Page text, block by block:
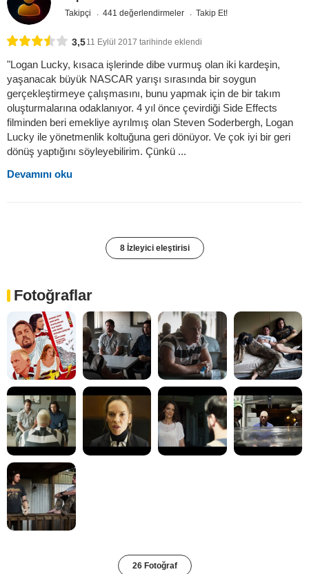
Takipçi 441 değerlendirmeler Takip Et!
3,511 Eylül 2017 tarihinde eklendi
"Logan Lucky, kısaca işlerinde dibe vurmuş olan iki kardeşin,
yaşanacak büyük NASCAR yarışı sırasında bir soygun
gerçekleştirmeye çalışmasını, bunu yapmak için de bir takım
oluşturmalarına odaklanıyor. 4 yıl önce çevirdiği Side Effects
filminden beri emekliye ayrılmış olan Steven Soderbergh, Logan
Lucky ile yönetmenlik koltuğuna geri dönüyor. Ve çok iyi bir geri
dönüş yaptığını söyleyebilirim. Çünkü ...
Devamını oku
8 İzleyici eleştirisi
Fotoğraflar
26 Fotoğraf